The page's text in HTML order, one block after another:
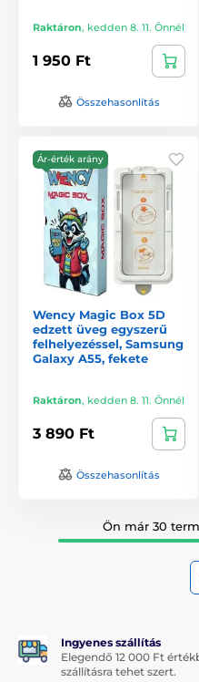
Raktáron, kedden 8. 11. Önnél
1 950 Ft
Összehasonlítás
Ár-érték arány
Wency Magic Box 5D
edzett üveg egyszerű
felhelyezéssel, Samsung
Galaxy A55, fekete
Raktáron, kedden 8. 11. Önnél
3 890 Ft
Összehasonlítás
Ön már 30
Ingyenes szállítás
Elegendő 12 000 Ft
szállításra tehet szert.